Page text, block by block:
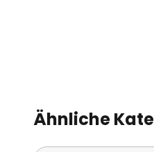
Ähnliche